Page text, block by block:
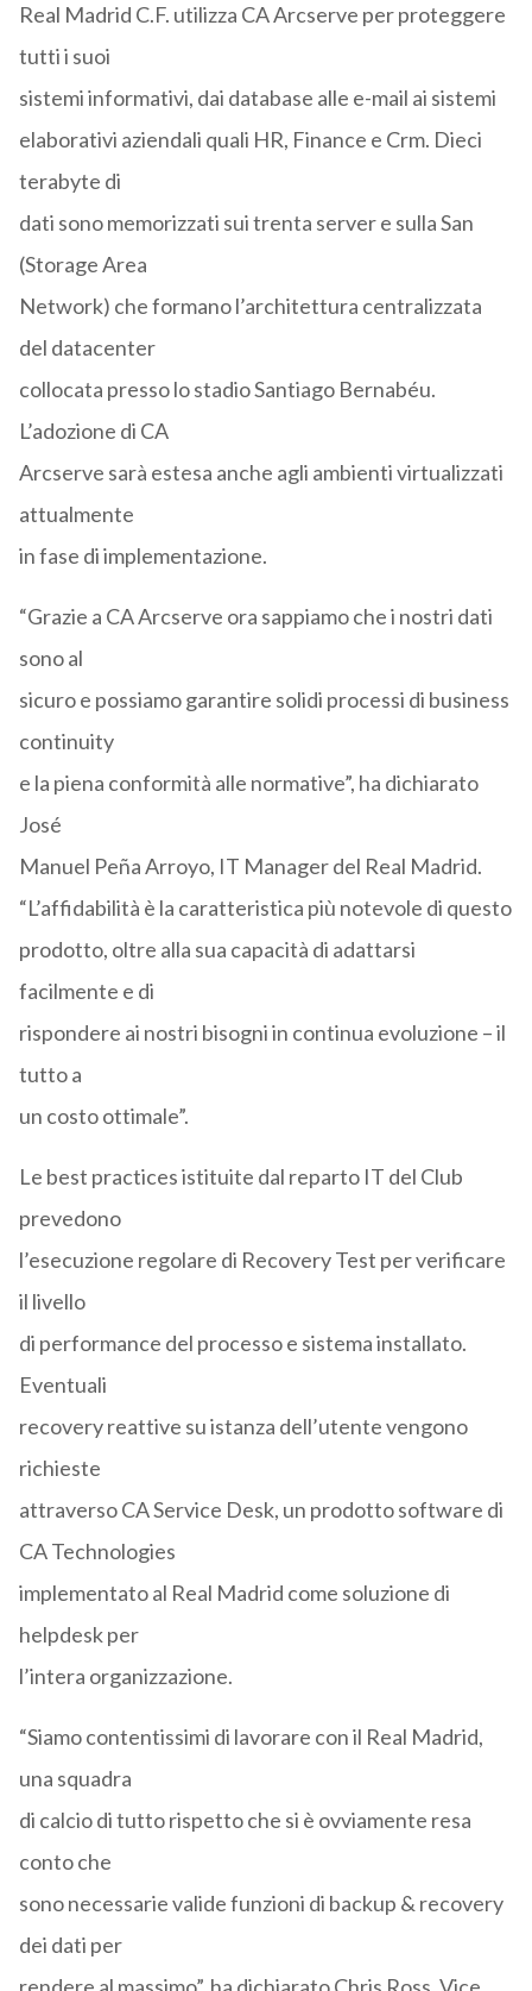
Real Madrid C.F. utilizza CA Arcserve per proteggere
tutti i suoi
sistemi informativi, dai database alle e-mail ai sistemi
elaborativi aziendali quali HR, Finance e Crm. Dieci
terabyte di
dati sono memorizzati sui trenta server e sulla San
(Storage Area
Network) che formano l’architettura centralizzata
del datacenter
collocata presso lo stadio Santiago Bernabéu.
L’adozione di CA
Arcserve sarà estesa anche agli ambienti virtualizzati
attualmente
in fase di implementazione.
“Grazie a CA Arcserve ora sappiamo che i nostri dati
sono al
sicuro e possiamo garantire solidi processi di business
continuity
e la piena conformità alle normative”, ha dichiarato
José
Manuel Peña Arroyo, IT Manager del Real Madrid.
“L’affidabilità è la caratteristica più notevole di questo
prodotto, oltre alla sua capacità di adattarsi
facilmente e di
rispondere ai nostri bisogni in continua evoluzione – il
tutto a
un costo ottimale”.
Le best practices istituite dal reparto IT del Club
prevedono
l’esecuzione regolare di Recovery Test per verificare
il livello
di performance del processo e sistema installato.
Eventuali
recovery reattive su istanza dell’utente vengono
richieste
attraverso CA Service Desk, un prodotto software di
CA Technologies
implementato al Real Madrid come soluzione di
helpdesk per
l’intera organizzazione.
“Siamo contentissimi di lavorare con il Real Madrid,
una squadra
di calcio di tutto rispetto che si è ovviamente resa
conto che
sono necessarie valide funzioni di backup & recovery
dei dati per